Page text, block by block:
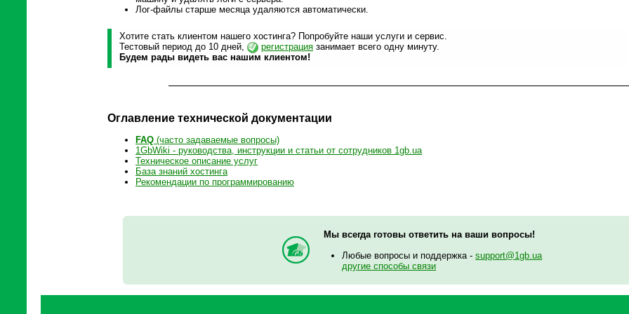
Лог-файлы старше месяца удаляются автоматически.
Хотите стать клиентом нашего хостинга? Попробуйте наши услуги и сервис.
Тестовый период до 10 дней,
регистрация занимает всего одну минуту.
Будем рады видеть вас нашим клиентом!
Оглавление технической документации
FAQ (часто задаваемые вопросы)
1GbWiki - руководства, инструкции и статьи от сотрудников 1gb.ua
Техническое описание услуг
База знаний хостинга
Рекомендации по программированию
Мы всегда готовы ответить на ваши вопросы!
Любые вопросы и поддержка -support@1gb.ua
другие способы связи